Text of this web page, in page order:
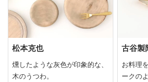
松本克也
燻したような灰色が印象的な、
木のうつわ。
古谷製
お料理
ークの